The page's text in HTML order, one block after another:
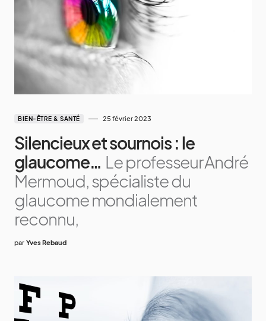
BIEN-ÊTRE & SANTÉ 25 février 2023
Silencieux et sournois : le
glaucome… Le professeur André
Mermoud, spécialiste du
glaucome mondialement
reconnu,
par Yves Rebaud